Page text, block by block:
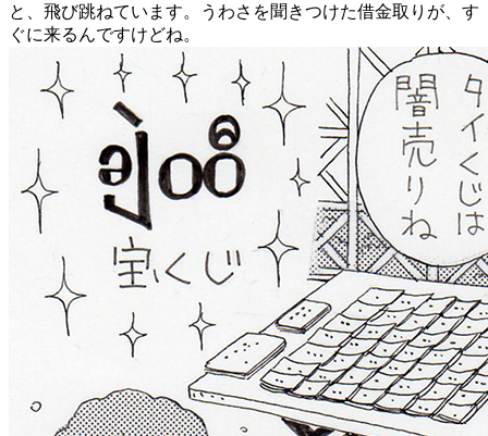
と、飛び跳ねています。うわさを聞きつけた借金取りが、す
ぐに来るんですけどね。